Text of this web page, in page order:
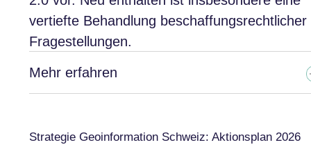
vertiefte Behandlung beschaffungsrechtlicher
Fragestellungen.
Mehr erfahren
Strategie Geoinformation Schweiz: Aktionsplan 2026